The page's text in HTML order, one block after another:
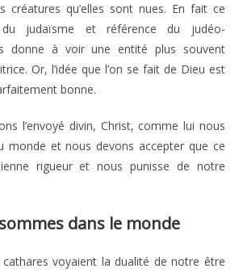
créatures qu’elles sont nues. En fait ce
judaïsme et référence du judéo-
donne à voir une entité plus souvent
Or, l’idée que l’on se fait de Dieu est
bonne.
l’envoyé divin, Christ, comme lui nous
monde et nous devons accepter que ce
rigueur et nous punisse de notre
dans le monde
voyaient la dualité de notre être